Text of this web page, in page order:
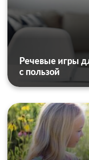
Речевые игры
с пользой